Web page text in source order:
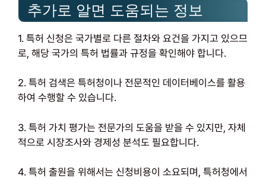
추가로 알면 도움되는 정보
1. 특허 신청은 국가별로 다른 절차와 요건을 가지고 있으므
로, 해당 국가의 특허 법률과 규정을 확인해야 합니다.
2. 특허 검색은 특허청이나 전문적인 데이터베이스를 활용
하여 수행할 수 있습니다.
3. 특허 가치 평가는 전문가의 도움을 받을 수 있지만, 자체
적으로 시장조사와 경제성 분석도 필요합니다.
4. 특허 출원을 위해서는 신청비용이 소요되며, 특허청에서